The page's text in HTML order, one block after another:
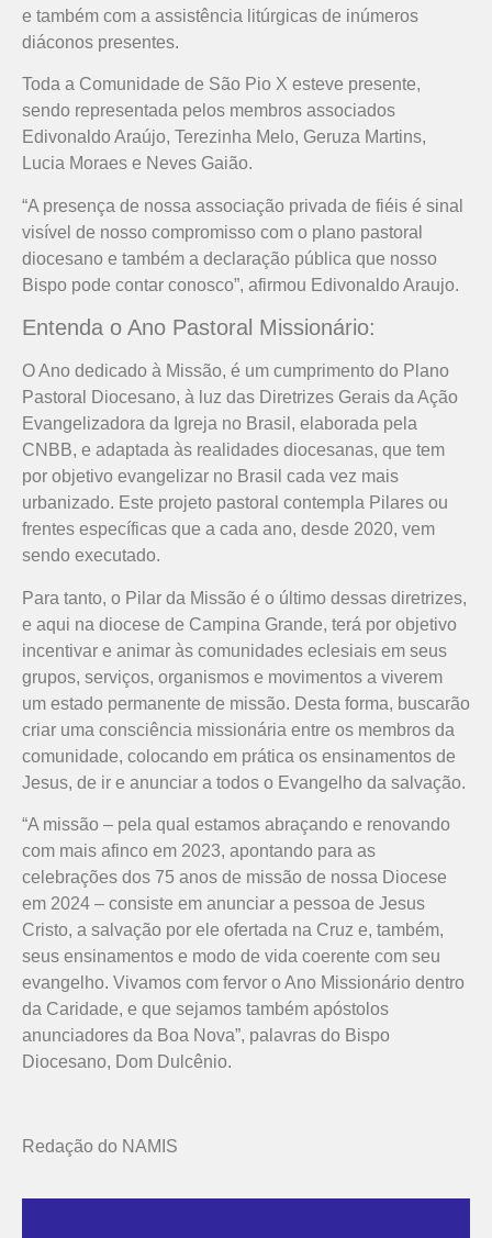
e também com a assistência litúrgicas de inúmeros
diáconos presentes.
Toda a Comunidade de São Pio X esteve presente,
sendo representada pelos membros associados
Edivonaldo Araújo, Terezinha Melo, Geruza Martins,
Lucia Moraes e Neves Gaião.
“A presença de nossa associação privada de fiéis é sinal
visível de nosso compromisso com o plano pastoral
diocesano e também a declaração pública que nosso
Bispo pode contar conosco”, afirmou Edivonaldo Araujo.
Entenda o Ano Pastoral Missionário:
O Ano dedicado à Missão, é um cumprimento do Plano
Pastoral Diocesano, à luz das Diretrizes Gerais da Ação
Evangelizadora da Igreja no Brasil, elaborada pela
CNBB, e adaptada às realidades diocesanas, que tem
por objetivo evangelizar no Brasil cada vez mais
urbanizado. Este projeto pastoral contempla Pilares ou
frentes específicas que a cada ano, desde 2020, vem
sendo executado.
Para tanto, o Pilar da Missão é o último dessas diretrizes,
e aqui na diocese de Campina Grande, terá por objetivo
incentivar e animar às comunidades eclesiais em seus
grupos, serviços, organismos e movimentos a viverem
um estado permanente de missão. Desta forma, buscarão
criar uma consciência missionária entre os membros da
comunidade, colocando em prática os ensinamentos de
Jesus, de ir e anunciar a todos o Evangelho da salvação.
“A missão – pela qual estamos abraçando e renovando
com mais afinco em 2023, apontando para as
celebrações dos 75 anos de missão de nossa Diocese
em 2024 – consiste em anunciar a pessoa de Jesus
Cristo, a salvação por ele ofertada na Cruz e, também,
seus ensinamentos e modo de vida coerente com seu
evangelho. Vivamos com fervor o Ano Missionário dentro
da Caridade, e que sejamos também apóstolos
anunciadores da Boa Nova”, palavras do Bispo
Diocesano, Dom Dulcênio.
Redação do NAMIS